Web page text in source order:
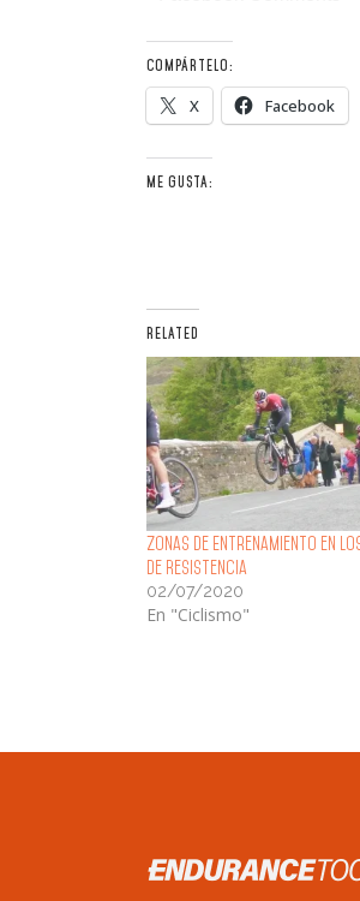
COMPÁRTELO:
X Facebook
ME GUSTA:
RELATED
Zonas de Entrenamiento en
de Resistencia
02/07/2020
En "Ciclismo"